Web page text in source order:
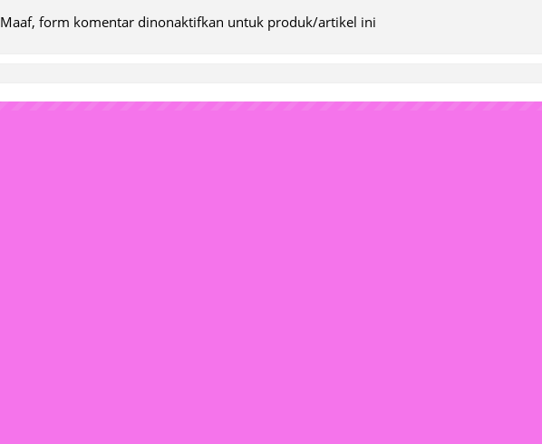
Maaf, form komentar dinonaktifkan untuk produk/artikel ini